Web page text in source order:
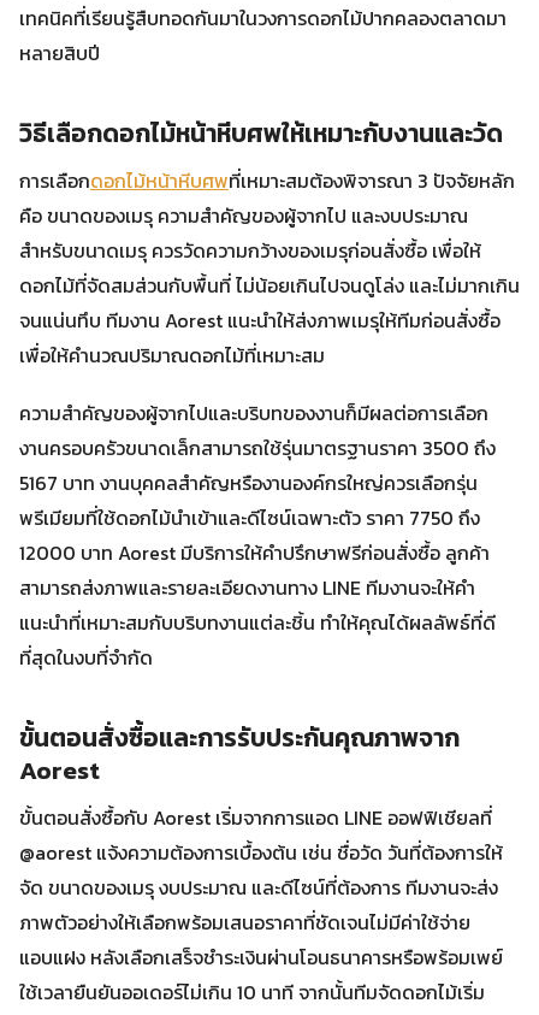
เทคนิคที่เรียนรู้สืบทอดกันมาในวงการดอกไม้ปากคลองตลาดมา
หลายสิบปี
วิธีเลือกดอกไม้หน้าหีบศพให้เหมาะกับงานและวัด
การเลือกดอกไม้หน้าหีบศพที่เหมาะสมต้องพิจารณา 3 ปัจจัยหลัก
คือ ขนาดของเมรุ ความสำคัญของผู้จากไป และงบประมาณ
สำหรับขนาดเมรุ ควรวัดความกว้างของเมรุก่อนสั่งซื้อ เพื่อให้
ดอกไม้ที่จัดสมส่วนกับพื้นที่ ไม่น้อยเกินไปจนดูโล่ง และไม่มากเกิน
จนแน่นทึบ ทีมงาน Aorest แนะนำให้ส่งภาพเมรุให้ทีมก่อนสั่งซื้อ
เพื่อให้คำนวณปริมาณดอกไม้ที่เหมาะสม
ความสำคัญของผู้จากไปและบริบทของงานก็มีผลต่อการเลือก
งานครอบครัวขนาดเล็กสามารถใช้รุ่นมาตรฐานราคา 3500 ถึง
5167 บาท งานบุคคลสำคัญหรืองานองค์กรใหญ่ควรเลือกรุ่น
พรีเมียมที่ใช้ดอกไม้นำเข้าและดีไซน์เฉพาะตัว ราคา 7750 ถึง
12000 บาท Aorest มีบริการให้คำปรึกษาฟรีก่อนสั่งซื้อ ลูกค้า
สามารถส่งภาพและรายละเอียดงานทาง LINE ทีมงานจะให้คำ
แนะนำที่เหมาะสมกับบริบทงานแต่ละชิ้น ทำให้คุณได้ผลลัพธ์ที่ดี
ที่สุดในงบที่จำกัด
ขั้นตอนสั่งซื้อและการรับประกันคุณภาพจาก
Aorest
ขั้นตอนสั่งซื้อกับ Aorest เริ่มจากการแอด LINE ออฟฟิเชียลที่
@aorest แจ้งความต้องการเบื้องต้น เช่น ชื่อวัด วันที่ต้องการให้
จัด ขนาดของเมรุ งบประมาณ และดีไซน์ที่ต้องการ ทีมงานจะส่ง
ภาพตัวอย่างให้เลือกพร้อมเสนอราคาที่ชัดเจนไม่มีค่าใช้จ่าย
แอบแฝง หลังเลือกเสร็จชำระเงินผ่านโอนธนาคารหรือพร้อมเพย์
ใช้เวลายืนยันออเดอร์ไม่เกิน 10 นาที จากนั้นทีมจัดดอกไม้เริ่ม